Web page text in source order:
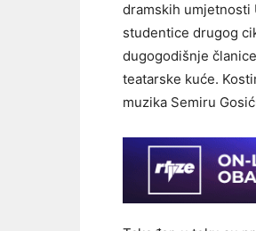
dramskih umjetnosti
studentice drugog
dugogodišnje
teatarske kuće.
muzika Semiru